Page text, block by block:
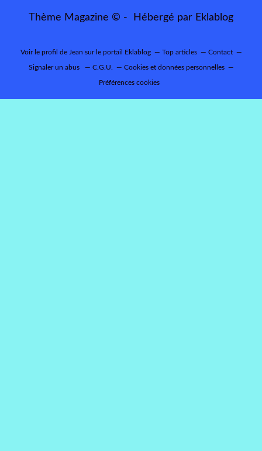
Thème Magazine © - Hébergé par Eklablog
Voir le profil de Jean sur le portail Eklablog Top articles Contact
Signaler un abus C.G.U. Cookies et données personnelles
Préférences cookies